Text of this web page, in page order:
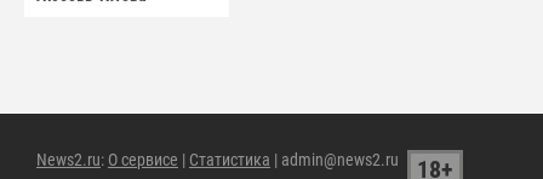
News2.ru: О сервисе | Статистика | admin@news2.ru 18+